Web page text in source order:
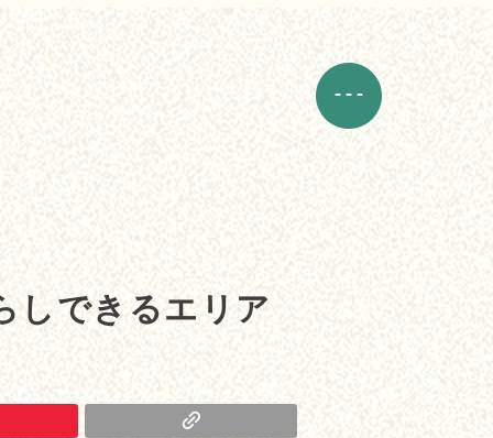
しできるエリア